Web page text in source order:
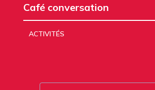
Café conversation
ACTIVITÉS